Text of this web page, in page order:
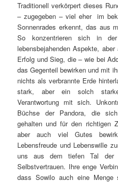
Traditionell verkörpert dieses
– zugegeben – viel eher im
Sonnenrades erkennt, das aus
So konzentrieren sich in
lebensbejahenden Aspekte,
Erfolg und Sieg, die – wie bei
das Gegenteil bewirken und mit
nichts als verbrannte Erde
stark, aber ein solch
Verantwortung mit sich.
Büchse der Pandora, die
gehalten und für den richtigen
aber auch viel Gutes
Lebensfreude und Lebenswille
uns aus dem tiefen Tal der
Selbstvertrauen. Ihre enge
dass Sowilo auch eine Menge